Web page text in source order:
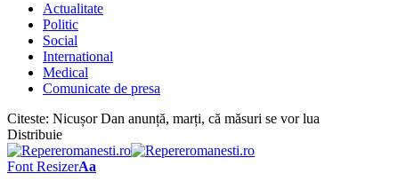
Actualitate
Politic
Social
International
Medical
Comunicate de presa
Citeste: Nicușor Dan anunță, marți, că măsuri se vor lua
Distribuie
Font ResizerAa